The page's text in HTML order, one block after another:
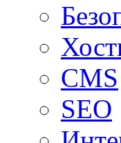
CMS
SEO